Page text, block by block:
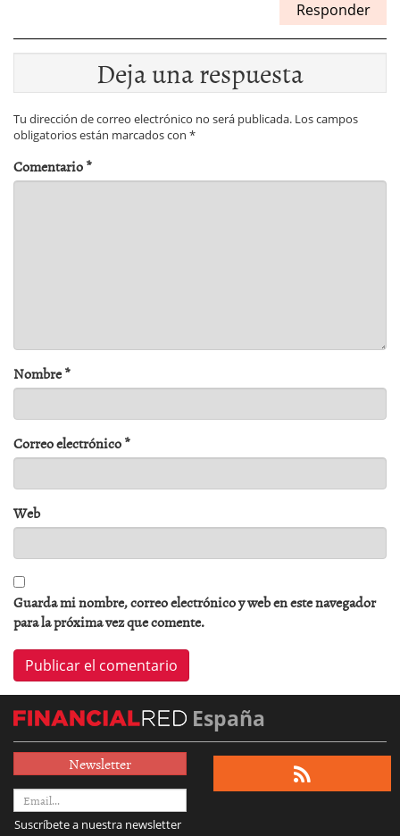
Responder
Deja una respuesta
Tu dirección de correo electrónico no será publicada. Los campos
obligatorios están marcados con *
Comentario*
Nombre*
Correo electrónico*
Web
Guarda mi nombre, correo electrónico y web en este navegador
para la próxima vez que comente.
España
Newsletter
Suscríbete a nuestra newsletter